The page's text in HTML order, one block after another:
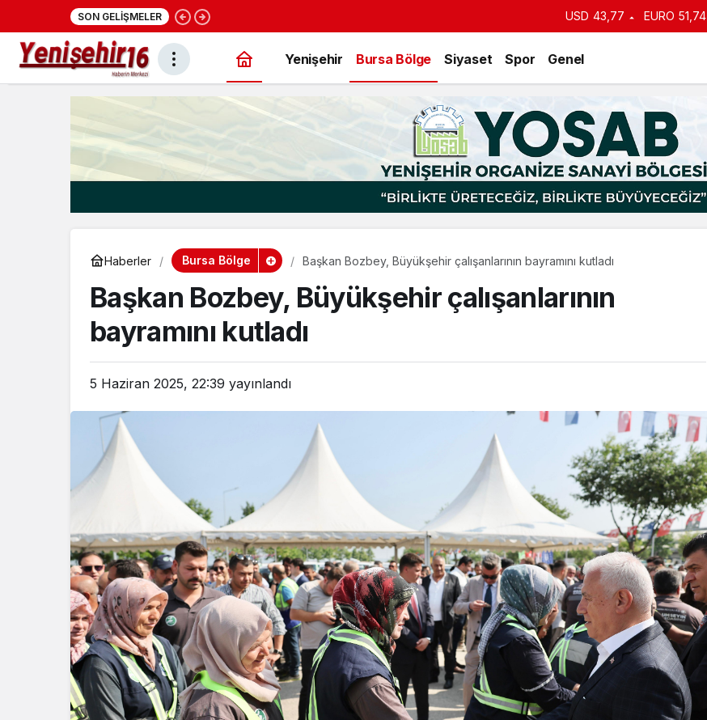
SON GELIŞMELER USD 43,77 EURO 51,74
Yenişehir Bursa Bölge Siyaset Spor Genel
Haberler Bursa Bölge Başkan Bozbey, Büyükşehir çalışanlarının bayramını kutladı
Başkan Bozbey, Büyükşehir çalışanlarının
bayramını kutladı
5 Haziran 2025, 22:39 yayınlandı
Bursa Bölge
Manda Köyü’nün 50 yıllık
üreticisi manda sucuğu ve
yoğurduyla fark oluşturdu